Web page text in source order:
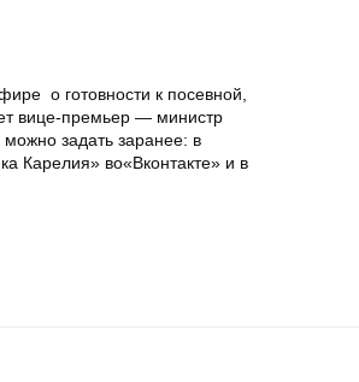
о готовности к посевной,
вице-премьер — министр
задать заранее: в
Карелия» во«Вконтакте» и в